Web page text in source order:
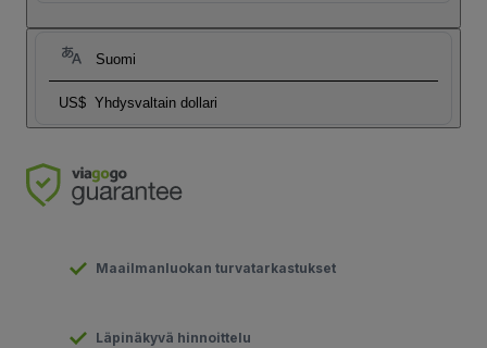
Suomi
US$ Yhdysvaltain dollari
Maailmanluokan turvatarkastukset
Läpinäkyvä hinnoittelu